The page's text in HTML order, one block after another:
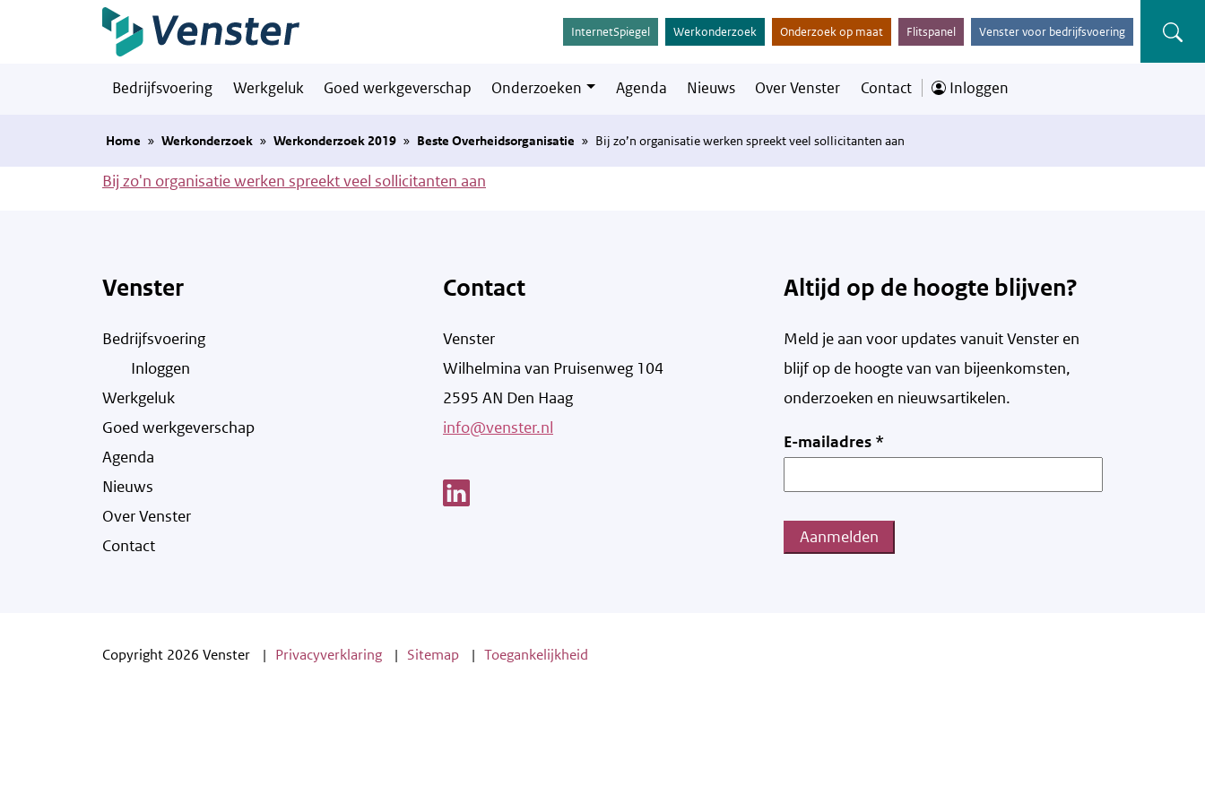
Naar hoofdinhoud
InternetSpiegel Werkonderzoek Onderzoek op maat Flitspanel Venster voor bedrijfsvoering
Bedrijfsvoering Werkgeluk Goed werkgeverschap Onderzoeken Agenda Nieuws Over Venster Contact Inloggen
Home » Werkonderzoek » Werkonderzoek 2019 » Beste Overheidsorganisatie » Bij zo’n organisatie werken spreekt veel sollicitanten aan
Bij zo'n organisatie werken spreekt veel sollicitanten aan
Venster
Bedrijfsvoering
Inloggen
Werkgeluk
Goed werkgeverschap
Agenda
Nieuws
Over Venster
Contact
Contact
Venster
Wilhelmina van Pruisenweg 104
2595 AN Den Haag
info@venster.nl
Altijd op de hoogte blijven?
Meld je aan voor updates vanuit Venster en
blijf op de hoogte van van bijeenkomsten,
onderzoeken en nieuwsartikelen.
E-mailadres *
Aanmelden
Copyright 2026 Venster Privacyverklaring Sitemap Toegankelijkheid